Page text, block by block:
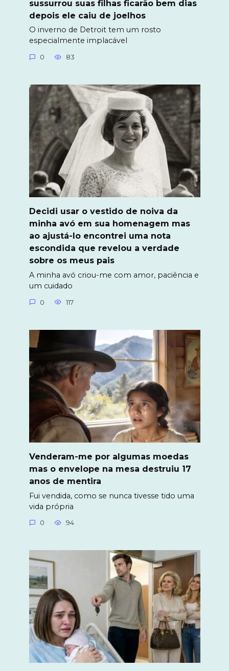
sussurrou suas filhas ficarão bem dias
depois ele caiu de joelhos
O inverno de Detroit tem um rosto
especialmente implacável
0 83
Decidi usar o vestido de noiva da
minha avó em sua homenagem mas
ao ajustá-lo encontrei uma nota
escondida que revelou a verdade
sobre os meus pais
A minha avó criou-me com amor, paciência e
um cuidado
0 117
Venderam-me por algumas moedas
mas o envelope na mesa destruiu 17
anos de mentira
Fui vendida, como se nunca tivesse tido uma
vida própria
0 94